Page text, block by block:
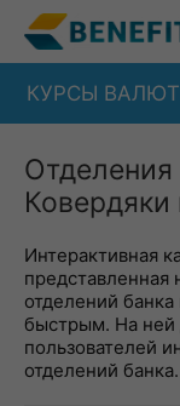
КУРСЫ ВАЛЮТ
Ковердяки
Интерактивная
представленная
отделений
быстрым. На ней
пользователей
отделений банка.